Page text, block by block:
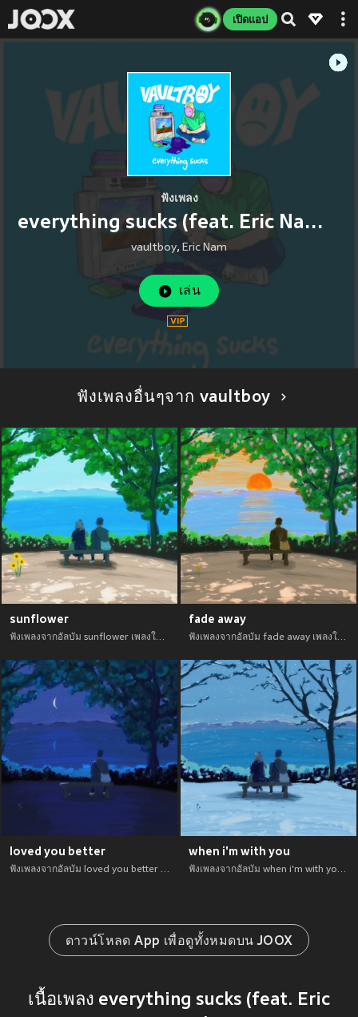
เปิดแอป
ฟังเพลง
everything sucks (feat. Eric Nam) (Explicit)
vaultboy, Eric Nam
เล่น
ฟังเพลงอื่นๆจาก vaultboy
sunflower
ฟังเพลงจากอัลบัม sunflower เพลงใหม่จาก อัพเดทเพลงใหม่ล่าสุดก่อนใคร ตลอดปี 2021
fade away
ฟังเพลงจากอัลบัม fade away เพลงใหม่จาก อัพเดทเพลงใหม่ล่าสุดก่อนใคร ตลอดปี 2021
loved you better
ฟังเพลงจากอัลบัม loved you better เพลงใหม่จาก อัพเดทเพลงใหม่ล่าสุดก่อนใคร ตลอดปี 2021
when i'm with you
ฟังเพลงจากอัลบัม when i'm with you เพลงใหม่จาก อัพเดทเพลงใหม่ล่าสุดก่อนใคร ตลอดปี 2021
ดาวน์โหลด App เพื่อดูทั้งหมดบน JOOX
เนื้อเพลง everything sucks (feat. Eric